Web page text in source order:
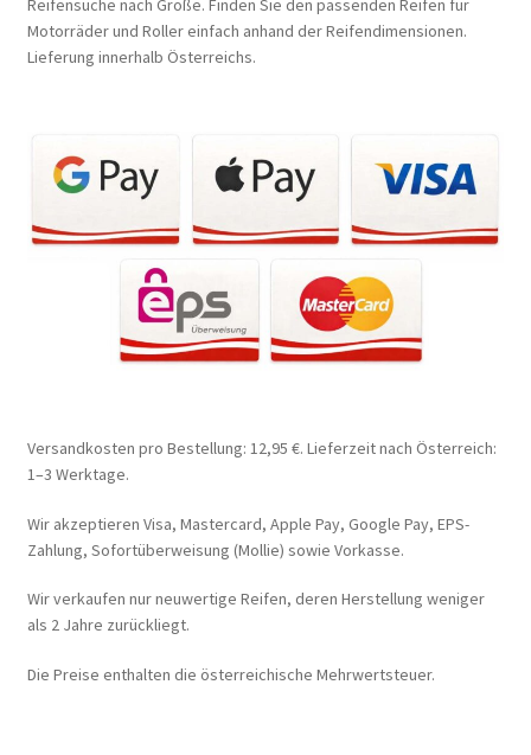
Reifensuche nach Größe. Finden Sie den passenden Reifen für
Motorräder und Roller einfach anhand der Reifendimensionen.
Lieferung innerhalb Österreichs.
Versandkosten pro Bestellung: 12,95 €. Lieferzeit nach Österreich:
1–3 Werktage.
Wir akzeptieren Visa, Mastercard, Apple Pay, Google Pay, EPS-
Zahlung, Sofortüberweisung (Mollie) sowie Vorkasse.
Wir verkaufen nur neuwertige Reifen, deren Herstellung weniger
als 2 Jahre zurückliegt.
Die Preise enthalten die österreichische Mehrwertsteuer.